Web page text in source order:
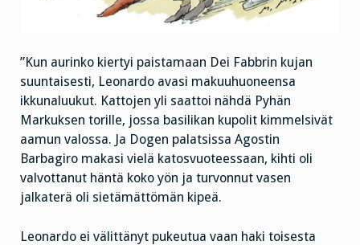
”Kun aurinko kiertyi paistamaan Dei Fabbrin kujan
suuntaisesti, Leonardo avasi makuuhuoneensa
ikkunaluukut. Kattojen yli saattoi nähdä Pyhän
Markuksen torille, jossa basilikan kupolit kimmelsivät
aamun valossa. Ja Dogen palatsissa Agostin
Barbagiro makasi vielä katosvuoteessaan, kihti oli
valvottanut häntä koko yön ja turvonnut vasen
jalkaterä oli sietämättömän kipeä.
Leonardo ei välittänyt pukeutua vaan haki toisesta